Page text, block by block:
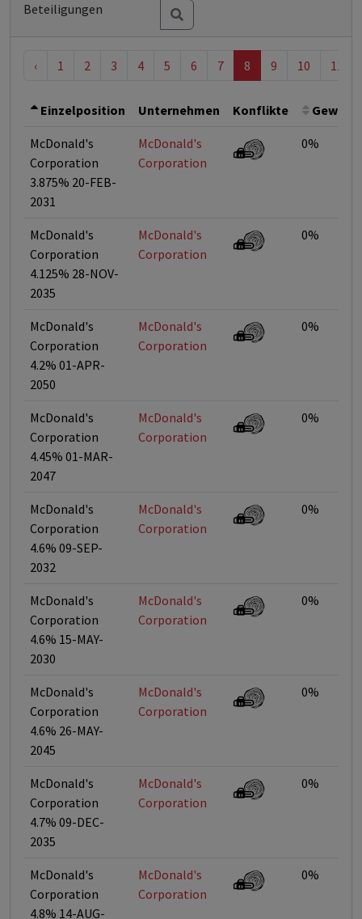
Beteiligungen
‹ 1 2 3 4 5 6 7 8 9 10 11
Einzelposition Unternehmen Konflikte
McDonald's
Corporation
3.875% 20-FEB-
2031
McDonald's
Corporation
0%
McDonald's
Corporation
4.125% 28-NOV-
2035
McDonald's
Corporation
0%
McDonald's
Corporation
4.2% 01-APR-
2050
McDonald's
Corporation
0%
McDonald's
Corporation
4.45% 01-MAR-
2047
McDonald's
Corporation
0%
McDonald's
Corporation
4.6% 09-SEP-
2032
McDonald's
Corporation
0%
McDonald's
Corporation
4.6% 15-MAY-
2030
McDonald's
Corporation
0%
McDonald's
Corporation
4.6% 26-MAY-
2045
McDonald's
Corporation
0%
McDonald's
Corporation
4.7% 09-DEC-
2035
McDonald's
Corporation
0%
McDonald's
Corporation
4.8% 14-AUG-
McDonald's
Corporation
0%